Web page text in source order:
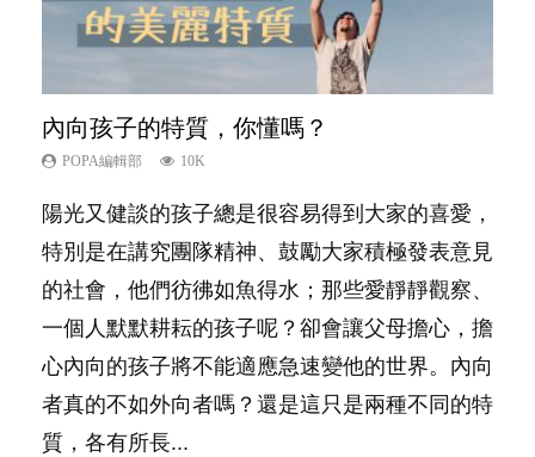
內向孩子的特質，你懂嗎？
POPA編輯部 10K
陽光又健談的孩子總是很容易得到大家的喜愛，
特別是在講究團隊精神、鼓勵大家積極發表意見
的社會，他們彷彿如魚得水；那些愛靜靜觀察、
一個人默默耕耘的孩子呢？卻會讓父母擔心，擔
心內向的孩子將不能適應急速變他的世界。內向
者真的不如外向者嗎？還是這只是兩種不同的特
質，各有所長...
夫妻必看！經營婚姻，沒捷徑
POPA編輯部 22.9K
你是不是也曾經以為只要跟相愛的人結婚，就自
然能走到白頭，但生了孩子卻發現事情不如你所
料？ 經營婚姻，不如我們想像的簡單，卻也不
是大家說得那麼難。一起來認識婚姻的真相！...
新手父母不用怕
POPA編輯部 16.3K
相信許多人初為人父母，由懷孕開始到孩子呱呱
落地，心中都有數之不盡的問題～這裡一次過集
合我們以往製作過的相關短片。 這段路讓我們
跟你同行～...
想孩子學好外語，點做好？
POPA編輯部 9.9K
有人話學多種語言越早開始越好，有人卻說一時
間太多語言，會令孩子感到混淆，到底誰是誰
非？聽聽專家怎樣說，解開語言學習的迷思～...
孩子能力天注定？
POPA編輯部 7.9K
很多父母都希望孩子係個「叻仔叻女」，學業別
太差，日常自理井井有條。這樣的孩子是萬中無
一，還是魚與熊掌，不能兼得？...